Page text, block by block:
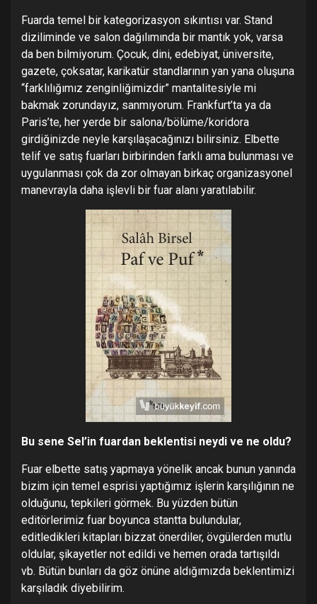
Fuarda temel bir kategorizasyon sıkıntısı var. Stand
diziliminde ve salon dağılımında bir mantık yok, varsa
da ben bilmiyorum. Çocuk, dini, edebiyat, üniversite,
gazete, çoksatar, karikatür standlarının yan yana oluşuna
“farklılığımız zenginliğimizdir” mantalitesiyle mi
bakmak zorundayız, sanmıyorum. Frankfurt’ta ya da
Paris’te, her yerde bir salona/bölüme/koridora
girdiğinizde neyle karşılaşacağınızı bilirsiniz. Elbette
telif ve satış fuarları birbirinden farklı ama bulunması ve
uygulanması çok da zor olmayan birkaç organizasyonel
manevrayla daha işlevli bir fuar alanı yaratılabilir.
Bu sene Sel’in fuardan beklentisi neydi ve ne oldu?
Fuar elbette satış yapmaya yönelik ancak bunun yanında
bizim için temel esprisi yaptığımız işlerin karşılığının ne
olduğunu, tepkileri görmek. Bu yüzden bütün
editörlerimiz fuar boyunca stantta bulundular,
editledikleri kitapları bizzat önerdiler, övgülerden mutlu
oldular, şikayetler not edildi ve hemen orada tartışıldı
vb. Bütün bunları da göz önüne aldığımızda beklentimizi
karşıladık diyebilirim.